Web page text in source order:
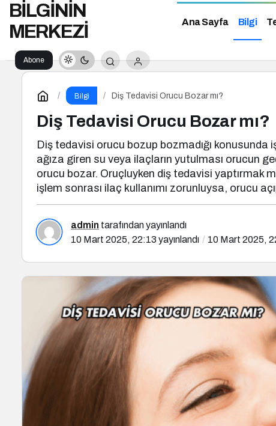
BİLGİNİN
MERKEZİ
Ana Sayfa Bilgi
Abone
Bilgi
Diş Tedavisi Orucu Bozar mı?
Diş Tedavisi Orucu Bozar mı?
Diş tedavisi orucu bozup bozmadığı
ağıza giren su veya ilaçların yutulması orucun
orucu bozar. Oruçluyken diş tedavisi yaptırmak
işlem sonrası ilaç kullanımı zorunluysa, orucu
admin tarafından yayınlandı
10 Mart 2025, 22:13 yayınlandı 10 Mart 2025,